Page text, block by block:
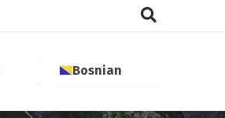
Bosnian